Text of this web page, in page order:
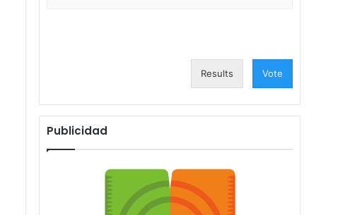
Results Vote
Publicidad